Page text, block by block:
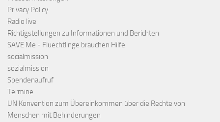
Privacy Policy
Radio live
Richtigstellungen zu Informationen und Berichten
SAVE Me - Fluechtlinge brauchen Hilfe
socialmission
sozialmission
Spendenaufruf
Termine
UN Konvention zum Übereinkommen über die Rechte von
Menschen mit Behinderungen